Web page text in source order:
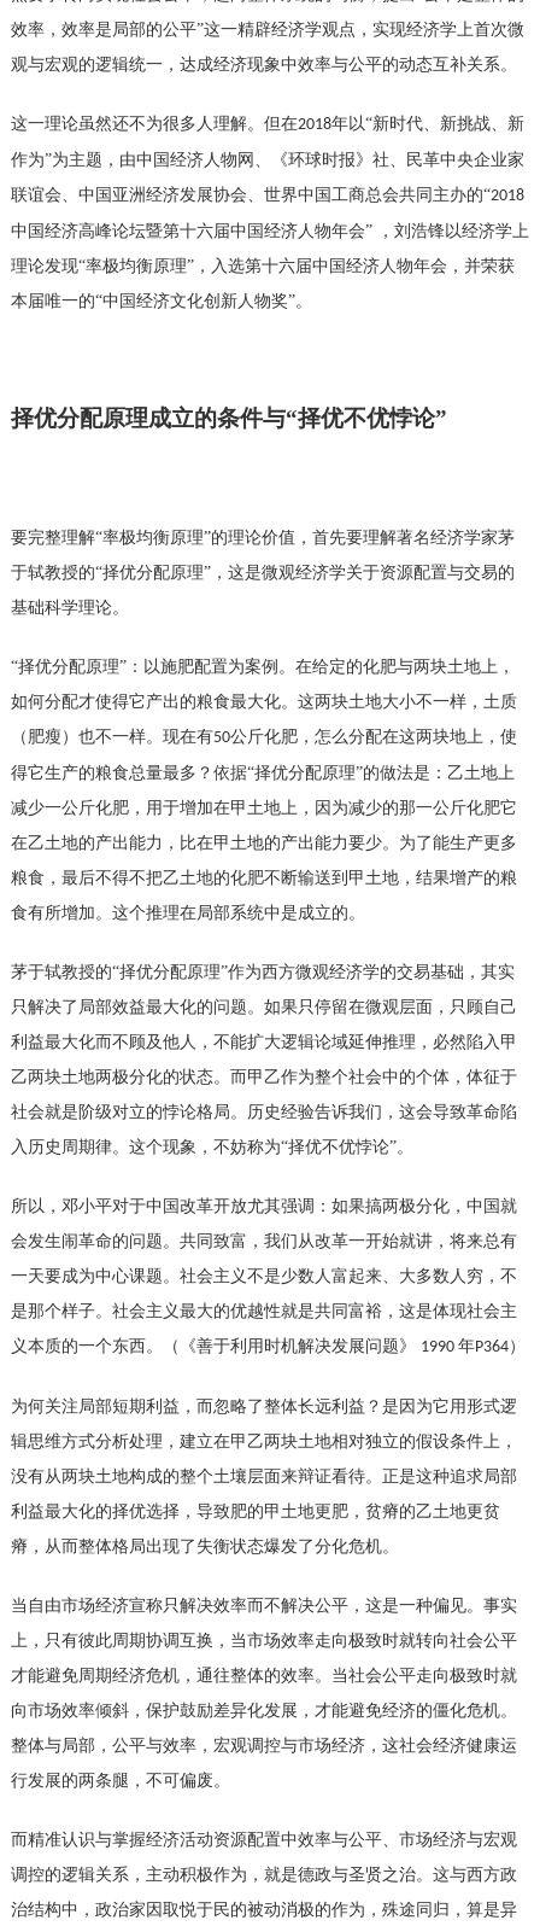
效率，效率是局部的公平”这一精辟经济学观点，实现经济学上首次微
观与宏观的逻辑统一，达成经济现象中效率与公平的动态互补关系。
这一理论虽然还不为很多人理解。但在2018年以“新时代、新挑战、新
作为”为主题，由中国经济人物网、《环球时报》社、民革中央企业家
联谊会、中国亚洲经济发展协会、世界中国工商总会共同主办的“2018
中国经济高峰论坛暨第十六届中国经济人物年会” ，刘浩锋以经济学上
理论发现“率极均衡原理”，入选第十六届中国经济人物年会，并荣获
本届唯一的“中国经济文化创新人物奖”。
择优分配原理成立的条件与“择优不优悖论”
要完整理解“率极均衡原理”的理论价值，首先要理解著名经济学家茅
于轼教授的“择优分配原理”，这是微观经济学关于资源配置与交易的
基础科学理论。
“择优分配原理”：以施肥配置为案例。在给定的化肥与两块土地上，
如何分配才使得它产出的粮食最大化。这两块土地大小不一样，土质
（肥瘦）也不一样。现在有50公斤化肥，怎么分配在这两块地上，使
得它生产的粮食总量最多？依据“择优分配原理”的做法是：乙土地上
减少一公斤化肥，用于增加在甲土地上，因为减少的那一公斤化肥它
在乙土地的产出能力，比在甲土地的产出能力要少。为了能生产更多
粮食，最后不得不把乙土地的化肥不断输送到甲土地，结果增产的粮
食有所增加。这个推理在局部系统中是成立的。
茅于轼教授的“择优分配原理”作为西方微观经济学的交易基础，其实
只解决了局部效益最大化的问题。如果只停留在微观层面，只顾自己
利益最大化而不顾及他人，不能扩大逻辑论域延伸推理，必然陷入甲
乙两块土地两极分化的状态。而甲乙作为整个社会中的个体，体征于
社会就是阶级对立的悖论格局。历史经验告诉我们，这会导致革命陷
入历史周期律。这个现象，不妨称为“择优不优悖论”。
所以，邓小平对于中国改革开放尤其强调：如果搞两极分化，中国就
会发生闹革命的问题。共同致富，我们从改革一开始就讲，将来总有
一天要成为中心课题。社会主义不是少数人富起来、大多数人穷，不
是那个样子。社会主义最大的优越性就是共同富裕，这是体现社会主
义本质的一个东西。（《善于利用时机解决发展问题》
1990 年P364）
为何关注局部短期利益，而忽略了整体长远利益？是因为它用形式逻
辑思维方式分析处理，建立在甲乙两块土地相对独立的假设条件上，
没有从两块土地构成的整个土壤层面来辩证看待。正是这种追求局部
利益最大化的择优选择，导致肥的甲土地更肥，贫瘠的乙土地更贫
瘠，从而整体格局出现了失衡状态爆发了分化危机。
当自由市场经济宣称只解决效率而不解决公平，这是一种偏见。事实
上，只有彼此周期协调互换，当市场效率走向极致时就转向社会公平
才能避免周期经济危机，通往整体的效率。当社会公平走向极致时就
向市场效率倾斜，保护鼓励差异化发展，才能避免经济的僵化危机。
整体与局部，公平与效率，宏观调控与市场经济，这社会经济健康运
行发展的两条腿，不可偏废。
而精准认识与掌握经济活动资源配置中效率与公平、市场经济与宏观
调控的逻辑关系，主动积极作为，就是德政与圣贤之治。这与西方政
治结构中，政治家因取悦于民的被动消极的作为，殊途同归，算是异